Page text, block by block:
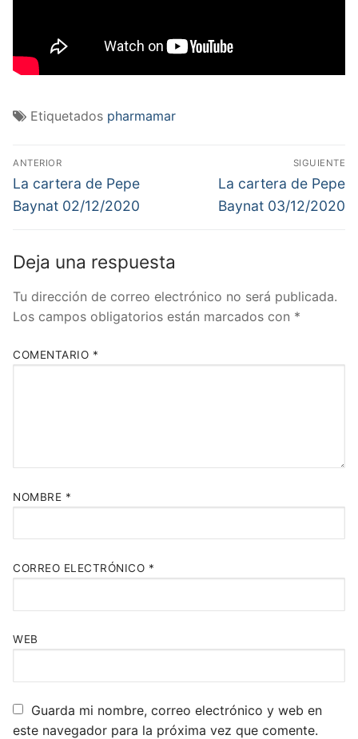
Etiquetados pharmamar
Navegación
de
entradas
ANTERIOR
Entrada
anterior:
La cartera de Pepe
Baynat 02/12/2020
SIGUIENTE
Entrada
siguiente:
La cartera de Pepe
Baynat 03/12/2020
Deja una respuesta
Tu dirección de correo electrónico no será publicada.
Los campos obligatorios están marcados con *
COMENTARIO *
NOMBRE *
CORREO ELECTRÓNICO *
WEB
Guarda mi nombre, correo electrónico y web en
este navegador para la próxima vez que comente.